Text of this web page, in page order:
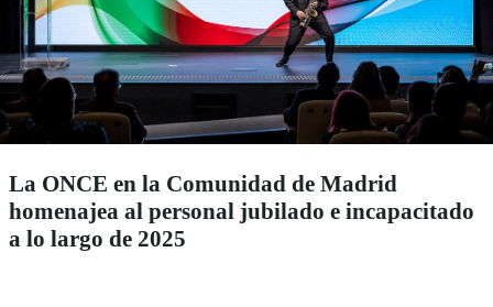
La ONCE en la Comunidad de Madrid
homenajea al personal jubilado e incapacitado
a lo largo de 2025